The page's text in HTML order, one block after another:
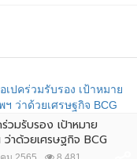
ร่วมรับรอง เป้าหมาย
ว่าด้วยเศรษฐกิจ BCG